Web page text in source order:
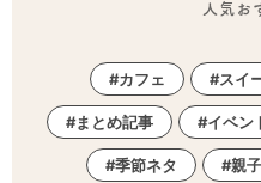
人気お
カフェ スイ
まとめ記事 イベン
季節ネタ 親子